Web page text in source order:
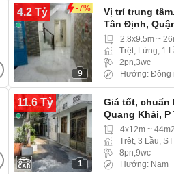
4.2 Tỷ -7%
9
Vị trí trung
Tân Định,
2.8x9.5m ~
Trệt, Lửng, 1
2pn,3wc
Hướng: Đông
11.6 Tỷ
1
Giá tốt, chuẩn
Quang Khải,
4x12m ~ 44m2
Trệt, 3 Lầu, ST
8pn,9wc
Hướng: Nam